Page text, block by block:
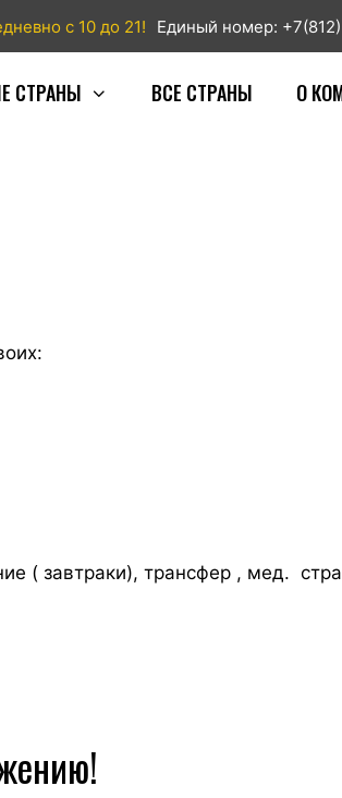
с 10 до 21! Единый номер: +7(812)
СТРАНЫ ВСЕ СТРАНЫ О
( завтраки), трансфер , мед.